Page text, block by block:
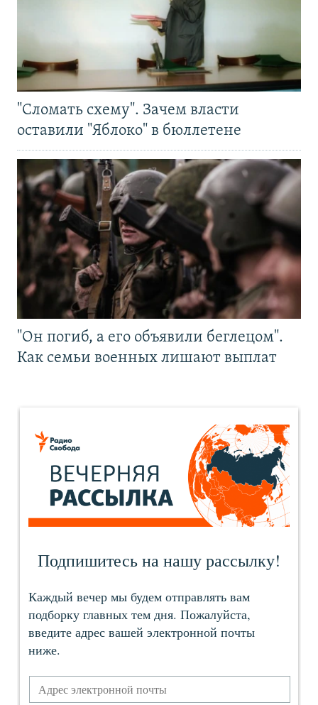
"Сломать схему". Зачем власти
оставили "Яблоко" в бюллетене
"Он погиб, а его объявили беглецом".
Как семьи военных лишают выплат